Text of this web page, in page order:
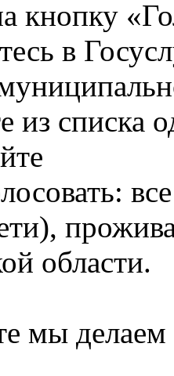
кнопку
в
из списка
области.
мы